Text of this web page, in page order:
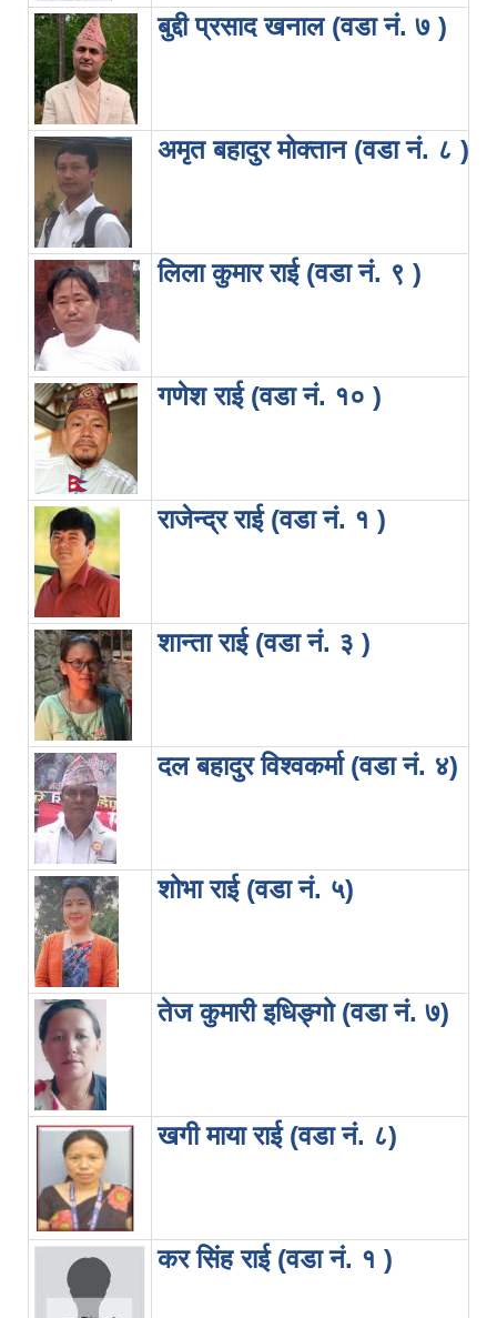
बुद्दी प्रसाद खनाल (वडा नं. ७ )
अमृत बहादुर मोक्तान (वडा नं. ८ )
लिला कुमार राई (वडा नं. ९ )
गणेश राई (वडा नं. १० )
राजेन्द्र राई (वडा नं. १ )
शान्ता राई (वडा नं. ३ )
दल बहादुर विश्वकर्मा (वडा नं. ४)
शोभा राई (वडा नं. ५)
तेज कुमारी इधिङ्गो (वडा नं. ७)
खगी माया राई (वडा नं. ८)
कर सिंह राई (वडा नं. १ )